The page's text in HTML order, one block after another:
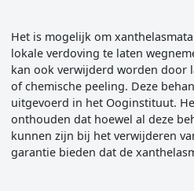
Het is mogelijk om
lokale verdoving te laten
kan ook verwijderd worden door
of chemische peeling. Deze
uitgevoerd in het Ooginstituut.
onthouden dat hoewel al deze
kunnen zijn bij het verwijderen
garantie bieden dat de